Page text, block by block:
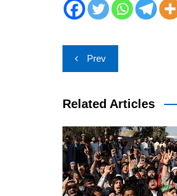
Post
navigation
Prev
Related Articles